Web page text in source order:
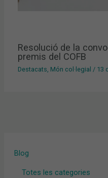
Blog
Totes les categories
Resolució de la
premis del COFB
Destacats, Món col·legial / 13